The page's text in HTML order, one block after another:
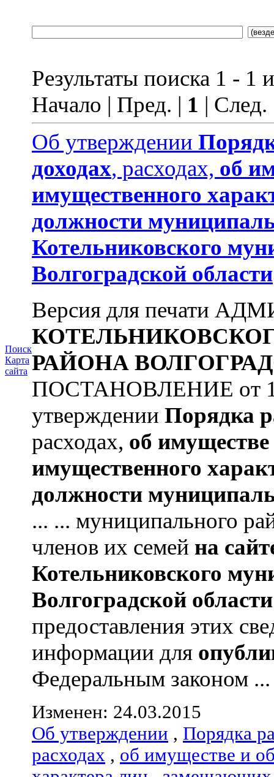
Поиск
Карта
сайта
Результаты поиска 1 - 1
Начало | Пред. | 1 |
Об утверждении
доходах, расходах, об
имущественного
должности
Котельниковского
Волгоградской области
Версия для печати
РАЙОНА
ПОСТАНОВЛЕНИЕ от
утверждении Порядка
расходах, об имуществе
имущественного
должности
... ... муниципального
членов их семей на
Котельниковского
Волгоградской области
предоставления этих
информации для
Федеральным законом ...
Изменен: 24.03.2015
Об утверждении , Порядка
расходах , об имуществе и